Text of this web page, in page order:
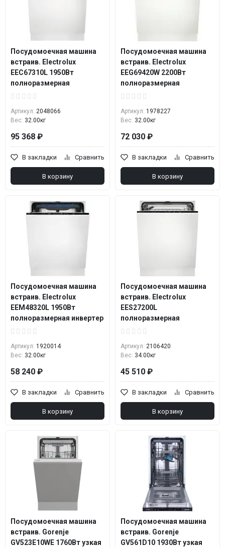
Посудомоечная машина
встраив. Electrolux
EEC67310L 1950Вт
полноразмерная
Артикул: 2048066
Вес: 32.00кг
95 368 ₽
В закладки Сравнить
В корзину
Посудомоечная машина
встраив. Electrolux
EEG69420W 2200Вт
полноразмерная
Артикул: 1978227
Вес: 32.00кг
72 030 ₽
В закладки Сравнить
В корзину
Посудомоечная машина
встраив. Electrolux
EEM48320L 1950Вт
полноразмерная инвертер
Артикул: 1920014
Вес: 32.00кг
58 240 ₽
В закладки Сравнить
В корзину
Посудомоечная машина
встраив. Electrolux
EES27200L
полноразмерная
Артикул: 2106420
Вес: 34.00кг
45 510 ₽
В закладки Сравнить
В корзину
Посудомоечная машина
встраив. Gorenje
GV523E10WE 1760Вт узкая
Посудомоечная машина
встраив. Gorenje
GV561D10 1930Вт узкая